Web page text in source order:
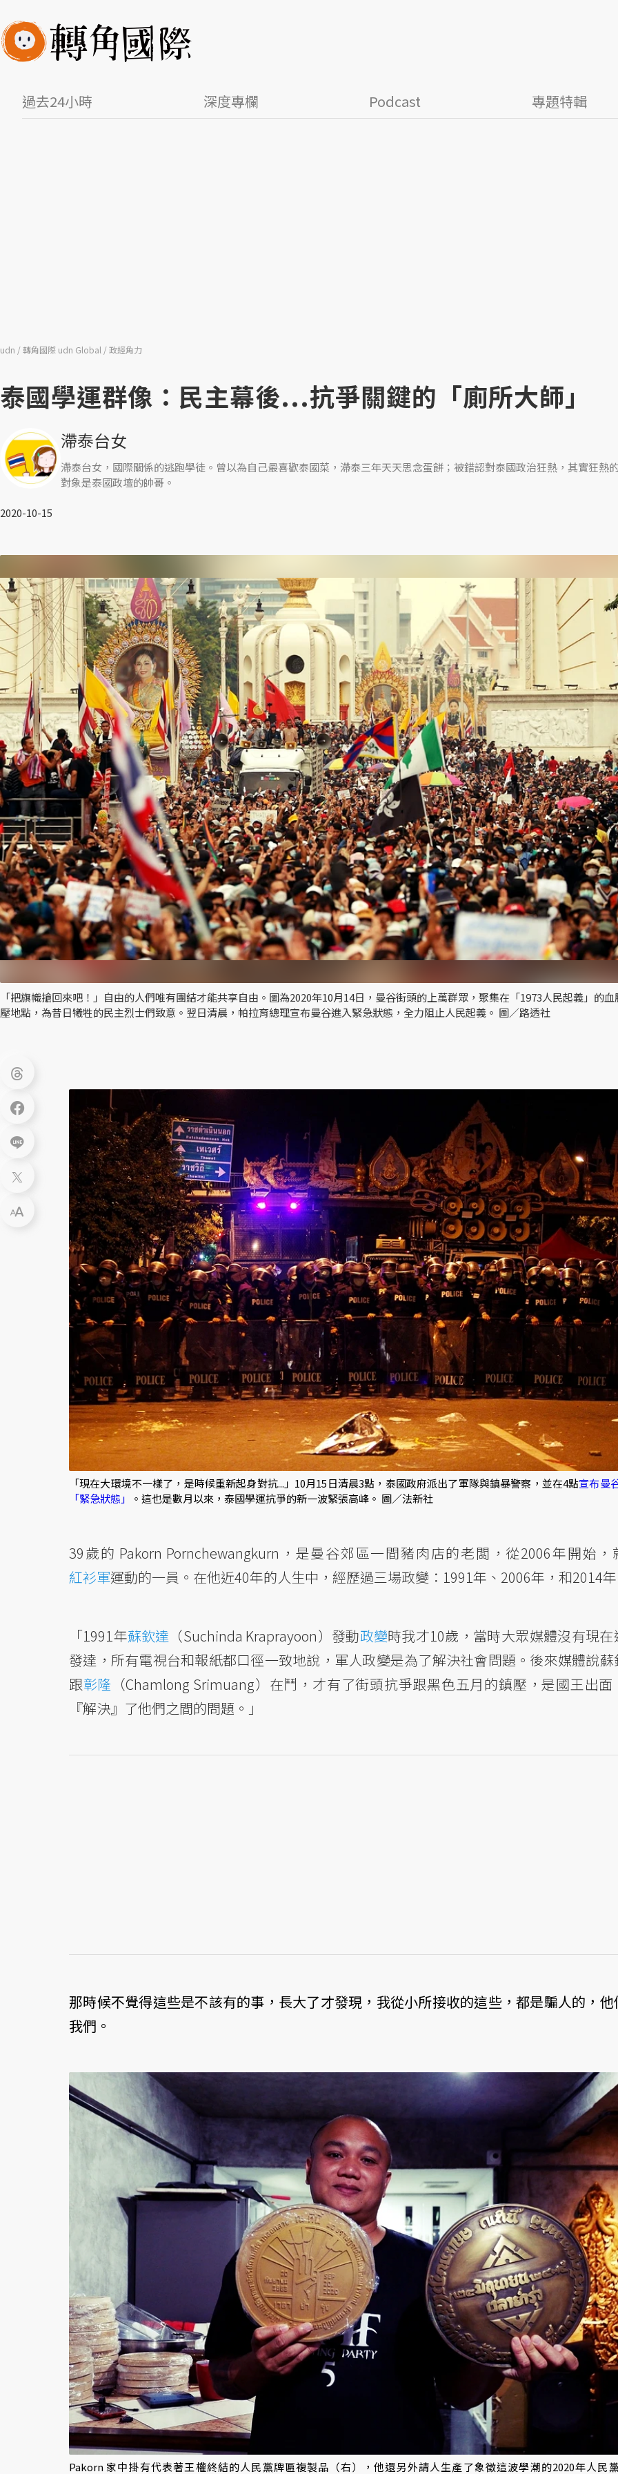
過去24小時 深度專欄 Podcast 專題特輯
udn 轉角國際 udn Global 政經角力
泰國學運群像：民主幕後...抗爭關鍵的「廁所大師」
滯泰台女
滯泰台女，國際關係的逃跑學徒。曾以為自己最喜歡泰國菜，滯泰三年天天思念蛋餅；被錯認對泰國政治狂熱，其實狂熱
對象是泰國政壇的帥哥。
2020-10-15
「把旗幟搶回來吧！」自由的人們唯有團結才能共享自由。圖為2020年10月14日，曼谷街頭的上萬群眾，聚集在「1973人民起義」的血
壓地點，為昔日犧牲的民主烈士們致意。翌日清晨，帕拉育總理宣布曼谷進入緊急狀態，全力阻止人民起義。 圖／路透社
「現在大環境不一樣了，是時候重新起身對抗...」10月15日清晨3點，泰國政府派出了軍隊與鎮暴警察，並在4點宣布曼
「緊急狀態」
。這也是數月以來，泰國學運抗爭的新一波緊張高峰。 圖／法新社
39歲的 Pakorn Pornchewangkurn，是曼谷郊區一間豬肉店的老闆，從2006年開始，
紅衫軍運動的一員。在他近40年的人生中，經歷過三場政變：1991年、2006年，和2014
「1991年蘇欽達 （Suchinda Kraprayoon）發動政變時我才10歲，當時大眾媒體沒有現在
發達，所有電視台和報紙都口徑一致地說，軍人政變是為了解決社會問題。後來媒體說蘇
跟彰隆（Chamlong Srimuang）在鬥，才有了街頭抗爭跟黑色五月的鎮壓，是國王出面
『解決』了他們之間的問題。」
那時候不覺得這些是不該有的事，長大了才發現，我從小所接收的這些，都是騙人的，他
我們。
Pakorn 家中掛有代表著王權終結的人民黨牌匾複製品（右），他還另外請人生產了象徵這波學潮的2020年人民